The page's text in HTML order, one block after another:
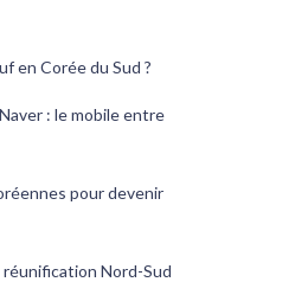
en Corée du Sud ?
: le mobile entre
pour devenir
réunification Nord-Sud